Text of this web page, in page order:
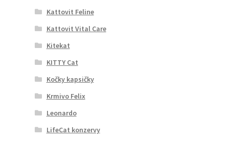
Kattovit Feline
Kattovit Vital Care
Kitekat
KITTY Cat
Kočky kapsičky
Krmivo Felix
Leonardo
LifeCat konzervy